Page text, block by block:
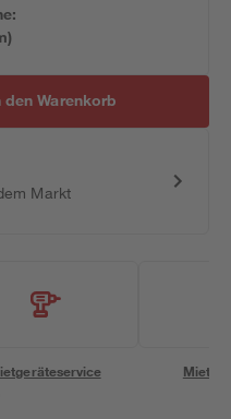
den Warenkorb
Markt